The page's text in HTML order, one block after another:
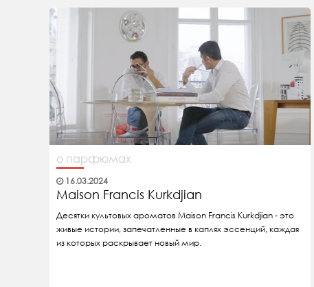
о парфюмах
16.03.2024
Maison Francis Kurkdjian
Десятки культовых ароматов Maison Francis Kurkdjian - это
живые истории, запечатленные в каплях эссенций, каждая
из которых раскрывает новый мир.